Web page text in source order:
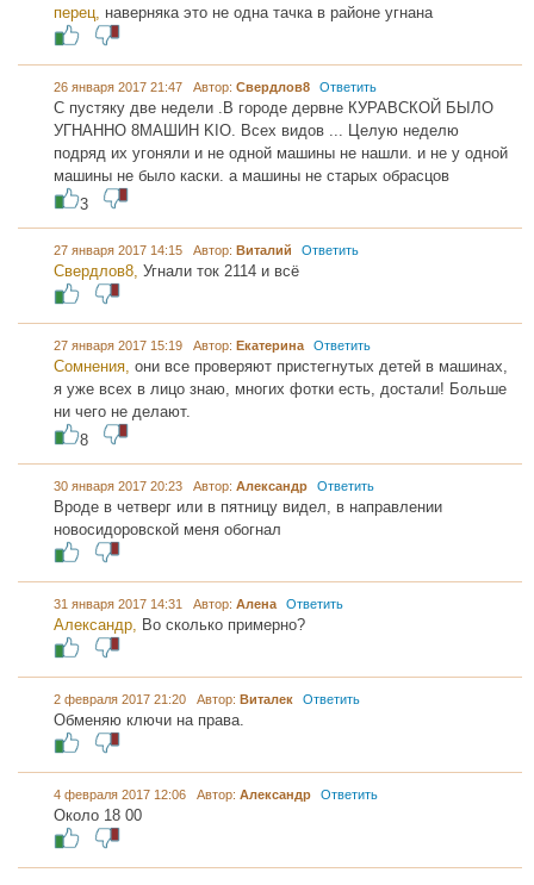
перец, наверняка это не одна тачка в районе угнана
26 января 2017 21:47 Автор: Свердлов8 Ответить
С пустяку две недели .В городе дервне КУРАВСКОЙ БЫЛО
УГНАННО 8МАШИН KIO. Всех видов ... Целую неделю
подряд их угоняли и не одной машины не нашли. и не у одной
машины не было каски. а машины не старых обрасцов
3
27 января 2017 14:15 Автор: Виталий Ответить
Свердлов8, Угнали ток 2114 и всё
27 января 2017 15:19 Автор: Екатерина Ответить
Сомнения, они все проверяют пристегнутых детей в машинах,
я уже всех в лицо знаю, многих фотки есть, достали! Больше
ни чего не делают.
8
30 января 2017 20:23 Автор: Александр Ответить
Вроде в четверг или в пятницу видел, в направлении
новосидоровской меня обогнал
31 января 2017 14:31 Автор: Алена Ответить
Александр, Во сколько примерно?
2 февраля 2017 21:20 Автор: Виталек Ответить
Обменяю ключи на права.
4 февраля 2017 12:06 Автор: Александр Ответить
Около 18 00